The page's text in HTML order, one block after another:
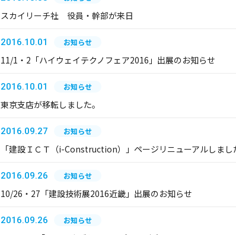
スカイリーチ社 役員・幹部が来日
2016.10.01 お知らせ
11/1・2「ハイウェイテクノフェア2016」出展のお知らせ
2016.10.01 お知らせ
東京支店が移転しました。
2016.09.27 お知らせ
「建設ＩＣＴ（i-Construction）」ページリニューアルしまし
2016.09.26 お知らせ
10/26・27「建設技術展2016近畿」出展のお知らせ
2016.09.26 お知らせ